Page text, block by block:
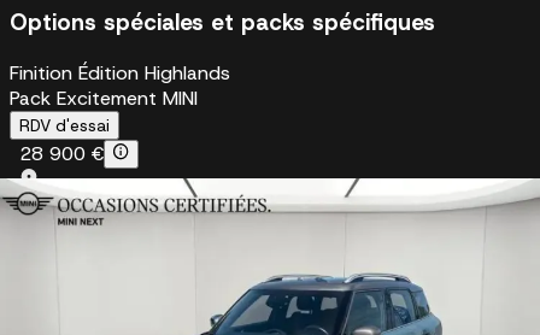
Options spéciales et packs spécifiques
Finition Édition Highlands
Pack Excitement MINI
RDV d'essai
28 900 €
BMW Dijon
En stock
Être rappelé
Sur mesure, du financement à l’entretien